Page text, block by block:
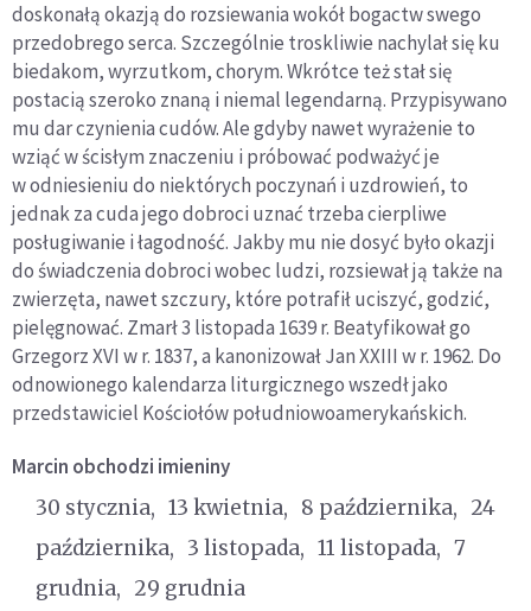
doskonałą okazją do rozsiewania wokół bogactw swego
przedobrego serca. Szczególnie troskliwie nachylał się ku
biedakom, wyrzutkom, chorym. Wkrótce też stał się
postacią szeroko znaną i niemal legendarną. Przypisywano
mu dar czynienia cudów. Ale gdyby nawet wyrażenie to
wziąć w ścisłym znaczeniu i próbować podważyć je
w odniesieniu do niektórych poczynań i uzdrowień, to
jednak za cuda jego dobroci uznać trzeba cierpliwe
posługiwanie i łagodność. Jakby mu nie dosyć było okazji
do świadczenia dobroci wobec ludzi, rozsiewał ją także na
zwierzęta, nawet szczury, które potrafił uciszyć, godzić,
pielęgnować. Zmarł 3 listopada 1639 r. Beatyfikował go
Grzegorz XVI w r. 1837, a kanonizował Jan XXIII w r. 1962. Do
odnowionego kalendarza liturgicznego wszedł jako
przedstawiciel Kościołów południowoamerykańskich.
Marcin obchodzi imieniny
30 stycznia 13 kwietnia 8 października 24
października 3 listopada 11 listopada 7
grudnia 29 grudnia